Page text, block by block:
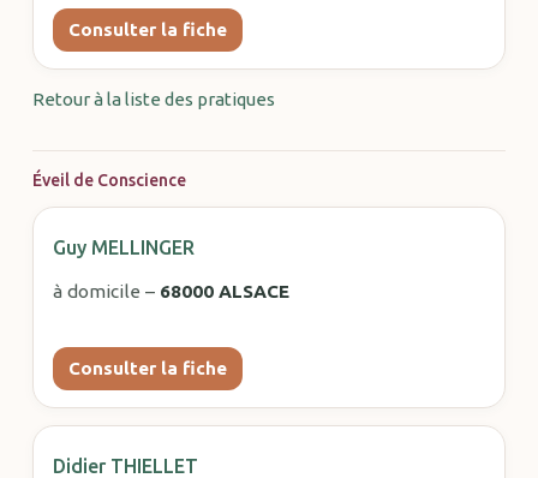
Consulter la fiche
Retour à la liste des pratiques
Éveil de Conscience
Guy MELLINGER
à domicile – 68000 ALSACE
Consulter la fiche
Didier THIELLET